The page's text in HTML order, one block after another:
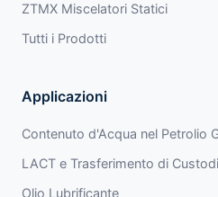
ZTMX Miscelatori Statici
Tutti i Prodotti
Applicazioni
Contenuto d'Acqua nel Petrolio
LACT e Trasferimento di
Olio Lubrificante